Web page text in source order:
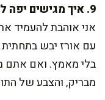
9. איך מגישים יפה לשולחן אירוח?
אני אוהבת להעמיד
עם אורז יבש בתחתית
בלי מאמץ. ואם אתם
מבריק, והצבע של